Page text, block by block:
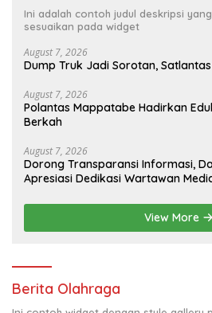
Ini adalah contoh judul deskripsi
sesuaikan pada widget
August 7, 2026
Dump Truk Jadi Sorotan,
August 7, 2026
Polantas Mappatabe Hadirkan
Berkah
August 7, 2026
Dorong Transparansi Informasi,
Apresiasi Dedikasi Wartawan
View More
Berita Olahraga